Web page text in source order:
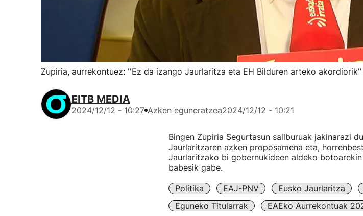
Zupiria, aurrekontuez: ''Ez da izango Jaurlaritza eta EH Bilduren arteko akordiorik''
EITB MEDIA
2024/12/12 - 10:27 Azken eguneratzea2024/12/12 - 10:21
Bingen Zupiria Segurtasun sailburuak jakinarazi
Jaurlaritzaren azken proposamena eta,
Jaurlaritzako bi gobernukideen aldeko
babesik gabe.
Politika EAJ-PNV Eusko Jaurlaritza
Eguneko Titularrak
EAEko Aurrekontuak